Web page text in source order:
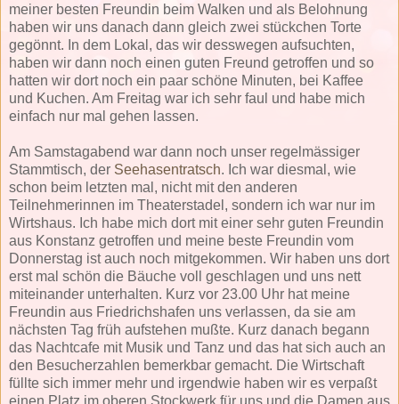
meiner besten Freundin beim Walken und als Belohnung
haben wir uns danach dann gleich zwei stückchen Torte
gegönnt. In dem Lokal, das wir desswegen aufsuchten,
haben wir dann noch einen guten Freund getroffen und so
hatten wir dort noch ein paar schöne Minuten, bei Kaffee
und Kuchen. Am Freitag war ich sehr faul und habe mich
einfach nur mal gehen lassen.
Am Samstagabend war dann noch unser regelmässiger
Stammtisch, der Seehasentratsch. Ich war diesmal, wie
schon beim letzten mal, nicht mit den anderen
Teilnehmerinnen im Theaterstadel, sondern ich war nur im
Wirtshaus. Ich habe mich dort mit einer sehr guten Freundin
aus Konstanz getroffen und meine beste Freundin vom
Donnerstag ist auch noch mitgekommen. Wir haben uns dort
erst mal schön die Bäuche voll geschlagen und uns nett
miteinander unterhalten. Kurz vor 23.00 Uhr hat meine
Freundin aus Friedrichshafen uns verlassen, da sie am
nächsten Tag früh aufstehen mußte. Kurz danach begann
das Nachtcafe mit Musik und Tanz und das hat sich auch an
den Besucherzahlen bemerkbar gemacht. Die Wirtschaft
füllte sich immer mehr und irgendwie haben wir es verpaßt
einen Platz im oberen Stockwerk für uns und die Damen aus